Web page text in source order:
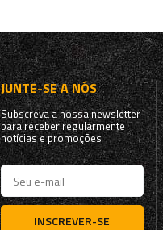
JUNTE-SE A NÓS
Subscreva a nossa newsletter
para receber regularmente
notícias e promoções
INSCREVER-SE